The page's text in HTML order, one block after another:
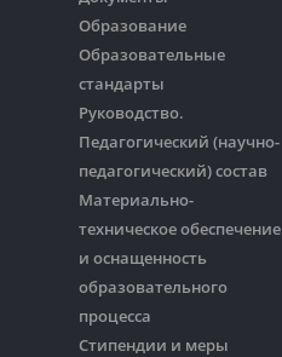
Образование
Образовательные
стандарты
Руководство.
Педагогический (научно-
педагогический) состав
Материально-
техническое обеспечение
и оснащенность
образовательного
процесса
Стипендии и меры